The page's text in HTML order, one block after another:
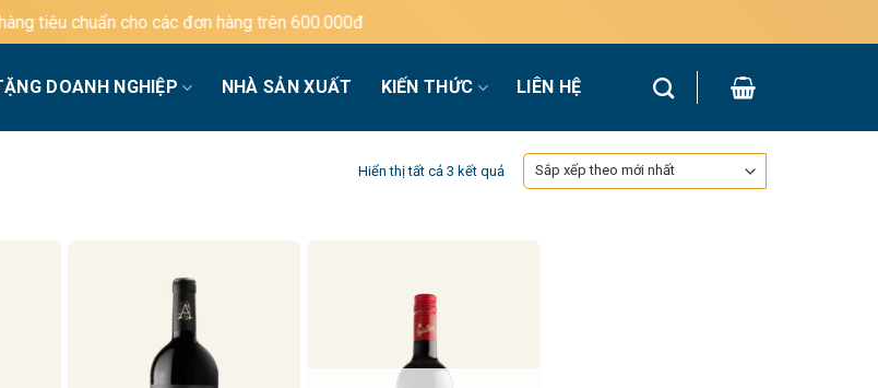
đơn hàng trên 600.000đ
DOANH NGHIỆP NHÀ SẢN XUẤT KIẾN THỨC LIÊN HỆ
Hiển thị tất cả 3 kết quảĐã
sắp